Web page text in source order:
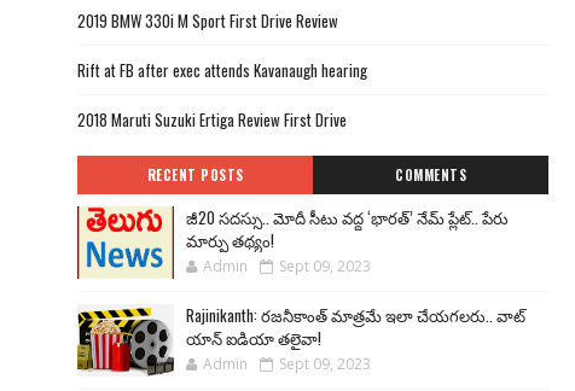
2019 BMW 330i M Sport First Drive Review
Rift at FB after exec attends Kavanaugh hearing
2018 Maruti Suzuki Ertiga Review First Drive
RECENT POSTS COMMENTS
జీ20 సదస్సు.. మోదీ సీటు వద్ద ‘భారత్’ నేమ్ ప్లేట్‌.. పేరు
మార్పు తథ్యం!
Admin Sept 09, 2023
Rajinikanth: రజనీకాంత్ మాత్రమే ఇలా చేయగలరు.. వాట్
యాన్ ఐడియా తలైవా!
Admin Sept 09, 2023